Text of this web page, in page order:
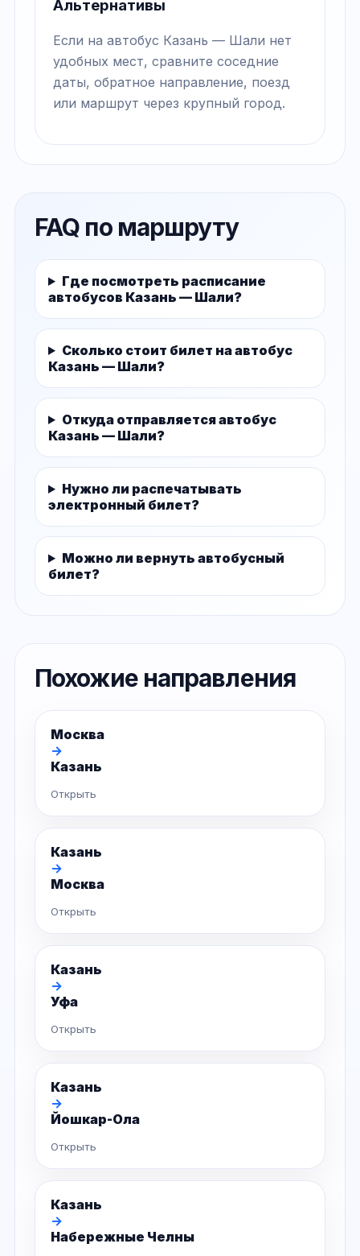
Альтернативы
Если на автобус Казань — Шали нет
удобных мест, сравните соседние
даты, обратное направление, поезд
или маршрут через крупный город.
FAQ по маршруту
Где посмотреть расписание
автобусов Казань — Шали?
Сколько стоит билет на автобус
Казань — Шали?
Откуда отправляется автобус
Казань — Шали?
Нужно ли распечатывать
электронный билет?
Можно ли вернуть автобусный
билет?
Похожие направления
Москва
→
Казань
Открыть
Казань
→
Москва
Открыть
Казань
→
Уфа
Открыть
Казань
→
Йошкар-Ола
Открыть
Казань
→
Набережные Челны